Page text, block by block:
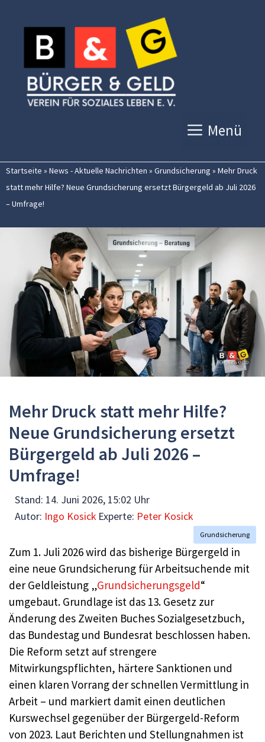
Inhalt
springen
Menü
Startseite » News - Aktuelle Nachrichten » Grundsicherung » Mehr Druck
statt mehr Hilfe? Neue Grundsicherung ersetzt Bürgergeld ab Juli 2026
– Umfrage!
Mehr Druck statt mehr Hilfe?
Neue Grundsicherung ersetzt
Bürgergeld ab Juli 2026 –
Umfrage!
Stand: 14. Juni 2026, 15:02 Uhr
Autor: Ingo Kosick Experte: Peter Kosick
Grundsicherung
Zum 1. Juli 2026 wird das bisherige Bürgergeld in
eine neue Grundsicherung für Arbeitsuchende mit
der Geldleistung „Grundsicherungsgeld“
umgebaut. Grundlage ist das 13. Gesetz zur
Änderung des Zweiten Buches Sozialgesetzbuch,
das Bundestag und Bundesrat beschlossen haben.
Die Reform setzt auf strengere
Mitwirkungspflichten, härtere Sanktionen und
einen klaren Vorrang der schnellen Vermittlung in
Arbeit – und markiert damit einen deutlichen
Kurswechsel gegenüber der Bürgergeld-Reform
von 2023. Laut Berichten und Stellungnahmen ist